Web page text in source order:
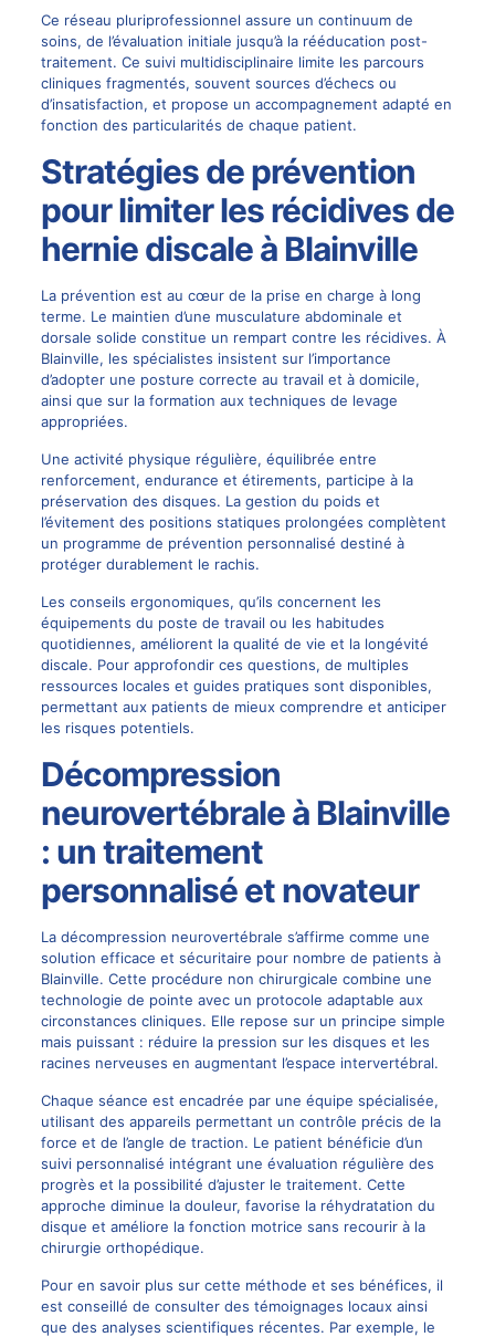
Ce réseau pluriprofessionnel assure un continuum de
soins, de l’évaluation initiale jusqu’à la rééducation post-
traitement. Ce suivi multidisciplinaire limite les parcours
cliniques fragmentés, souvent sources d’échecs ou
d’insatisfaction, et propose un accompagnement adapté en
fonction des particularités de chaque patient.
Stratégies de prévention
pour limiter les récidives de
hernie discale à Blainville
La prévention est au cœur de la prise en charge à long
terme. Le maintien d’une musculature abdominale et
dorsale solide constitue un rempart contre les récidives. À
Blainville, les spécialistes insistent sur l’importance
d’adopter une posture correcte au travail et à domicile,
ainsi que sur la formation aux techniques de levage
appropriées.
Une activité physique régulière, équilibrée entre
renforcement, endurance et étirements, participe à la
préservation des disques. La gestion du poids et
l’évitement des positions statiques prolongées complètent
un programme de prévention personnalisé destiné à
protéger durablement le rachis.
Les conseils ergonomiques, qu’ils concernent les
équipements du poste de travail ou les habitudes
quotidiennes, améliorent la qualité de vie et la longévité
discale. Pour approfondir ces questions, de multiples
ressources locales et guides pratiques sont disponibles,
permettant aux patients de mieux comprendre et anticiper
les risques potentiels.
Décompression
neurovertébrale à Blainville
: un traitement
personnalisé et novateur
La décompression neurovertébrale s’affirme comme une
solution efficace et sécuritaire pour nombre de patients à
Blainville. Cette procédure non chirurgicale combine une
technologie de pointe avec un protocole adaptable aux
circonstances cliniques. Elle repose sur un principe simple
mais puissant : réduire la pression sur les disques et les
racines nerveuses en augmentant l’espace intervertébral.
Chaque séance est encadrée par une équipe spécialisée,
utilisant des appareils permettant un contrôle précis de la
force et de l’angle de traction. Le patient bénéficie d’un
suivi personnalisé intégrant une évaluation régulière des
progrès et la possibilité d’ajuster le traitement. Cette
approche diminue la douleur, favorise la réhydratation du
disque et améliore la fonction motrice sans recourir à la
chirurgie orthopédique.
Pour en savoir plus sur cette méthode et ses bénéfices, il
est conseillé de consulter des témoignages locaux ainsi
que des analyses scientifiques récentes. Par exemple, le